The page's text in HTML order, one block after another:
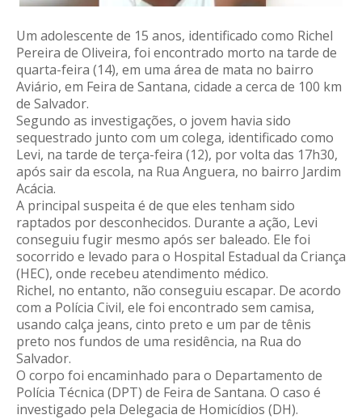
Um adolescente de 15 anos, identificado como Richel
Pereira de Oliveira, foi encontrado morto na tarde de
quarta-feira (14), em uma área de mata no bairro
Aviário, em Feira de Santana, cidade a cerca de 100 km
de Salvador.
Segundo as investigações, o jovem havia sido
sequestrado junto com um colega, identificado como
Levi, na tarde de terça-feira (12), por volta das 17h30,
após sair da escola, na Rua Anguera, no bairro Jardim
Acácia.
A principal suspeita é de que eles tenham sido
raptados por desconhecidos. Durante a ação, Levi
conseguiu fugir mesmo após ser baleado. Ele foi
socorrido e levado para o Hospital Estadual da Criança
(HEC), onde recebeu atendimento médico.
Richel, no entanto, não conseguiu escapar. De acordo
com a Polícia Civil, ele foi encontrado sem camisa,
usando calça jeans, cinto preto e um par de tênis
preto nos fundos de uma residência, na Rua do
Salvador.
O corpo foi encaminhado para o Departamento de
Polícia Técnica (DPT) de Feira de Santana. O caso é
investigado pela Delegacia de Homicídios (DH).